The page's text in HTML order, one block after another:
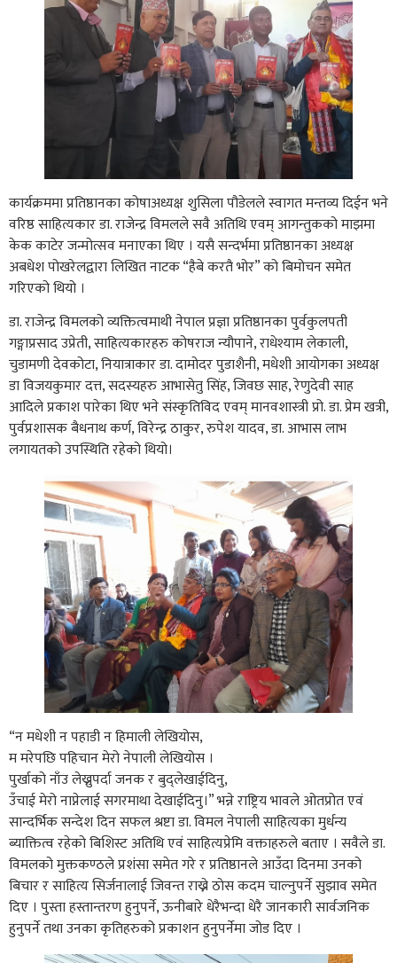
कार्यक्रममा प्रतिष्ठानका कोषाअध्यक्ष शुसिला पौडेलले स्वागत मन्तव्य दिईन भने
वरिष्ठ साहित्यकार डा. राजेन्द्र विमलले सवै अतिथि एवम् आगन्तुकको माझमा
केक काटेर जन्मोत्सव मनाएका थिए । यसै सन्दर्भमा प्रतिष्ठानका अध्यक्ष
अबधेश पोखरेलद्वारा लिखित नाटक “हैबे करतै भोर” को बिमोचन समेत
गरिएको थियो ।
डा. राजेन्द्र विमलको व्यक्तित्वमाथी नेपाल प्रज्ञा प्रतिष्ठानका पुर्वकुलपती
गङ्गाप्रसाद उप्रेती, साहित्यकारहरु कोषराज न्यौपाने, राधेश्याम लेकाली,
चुडामणी देवकोटा, नियात्राकार डा. दामोदर पुडाशैनी, मधेशी आयोगका अध्यक्ष
डा विजयकुमार दत्त, सदस्यहरु आभासेतु सिंह, जिवछ साह, रेणुदेवी साह
आदिले प्रकाश पारेका थिए भने संस्कृतिविद एवम् मानवशास्त्री प्रो. डा. प्रेम खत्री,
पुर्वप्रशासक बैधनाथ कर्ण, विरेन्द्र ठाकुर, रुपेश यादव, डा. आभास लाभ
लगायतको उपस्थिति रहेको थियो।
“न मधेशी न पहाडी न हिमाली लेखियोस,
म मरेपछि पहिचान मेरो नेपाली लेखियोस ।
पुर्खाको नाँउ लेख्नुपर्दा जनक र बुद्लेखाईदिनु,
उँचाई मेरो नाप्नेलाई सगरमाथा देखाईदिनु।” भन्ने राष्ट्रिय भावले ओतप्रोत एवं
सान्दर्भिक सन्देश दिन सफल श्रष्टा डा. विमल नेपाली साहित्यका मुर्धन्य
ब्याक्तित्व रहेको बिशिस्ट अतिथि एवं साहित्यप्रेमि वक्ताहरुले बताए । सवैले डा.
विमलको मुक्तकण्ठले प्रशंसा समेत गरे र प्रतिष्ठानले आउँदा दिनमा उनको
बिचार र साहित्य सिर्जनालाई जिवन्त राख्ने ठाेस कदम चाल्नुपर्ने सुझाव समेत
दिए । पुस्ता हस्तान्तरण हुनुपर्ने, ऊनीबारे धेरैभन्दा धेरै जानकारी सार्वजनिक
हुनुपर्ने तथा उनका कृतिहरुको प्रकाशन हुनुपर्नेमा जोड दिए ।